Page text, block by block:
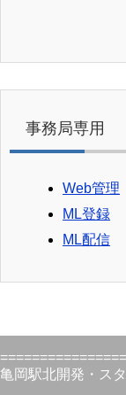
事務局専用
Web管理
ML登録
ML配信
亀岡駅北開発・ス